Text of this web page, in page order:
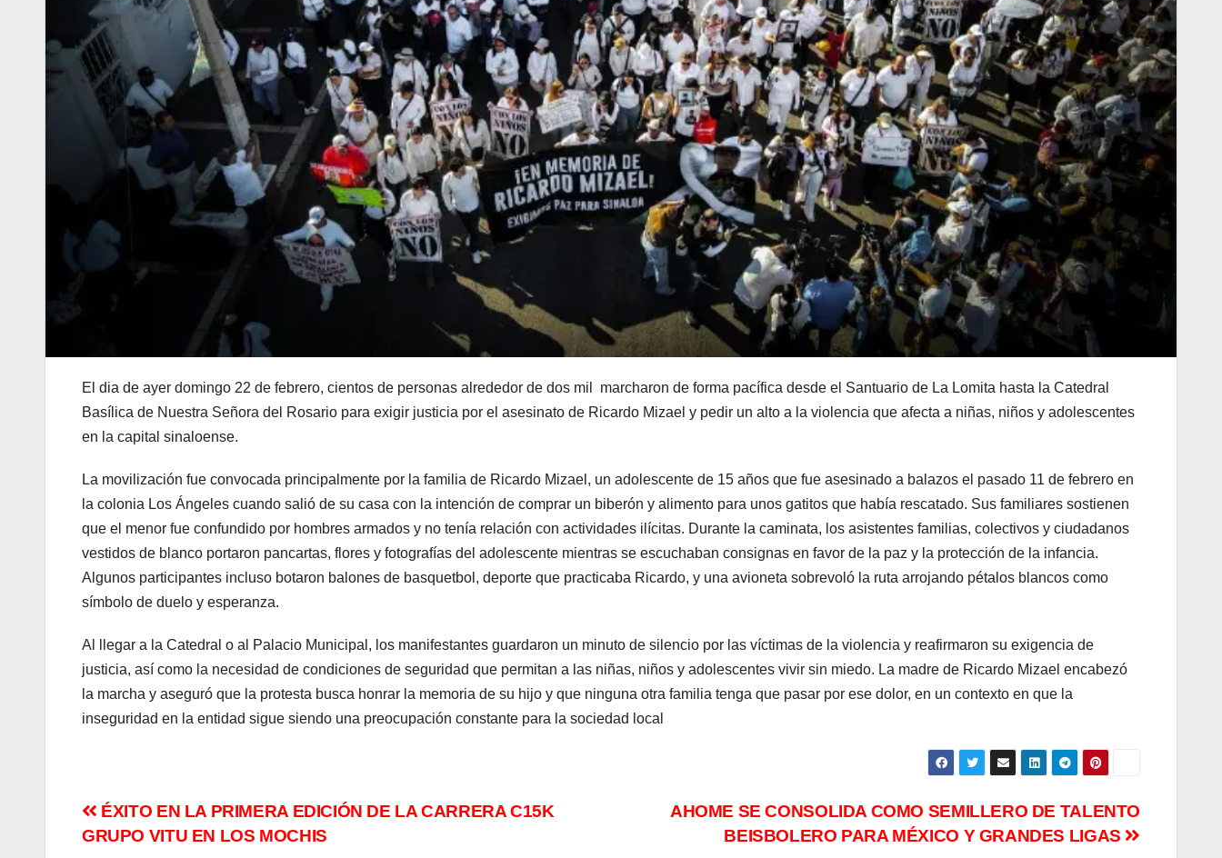
El dia de ayer domingo 22 de febrero, cientos de personas alrededor de dos mil marcharon de forma pacífica desde el Santuario de La Lomita hasta la Catedral
Basílica de Nuestra Señora del Rosario para exigir justicia por el asesinato de Ricardo Mizael y pedir un alto a la violencia que afecta a niñas, niños y adolescentes
en la capital sinaloense.
La movilización fue convocada principalmente por la familia de Ricardo Mizael, un adolescente de 15 años que fue asesinado a balazos el pasado 11 de febrero en
la colonia Los Ángeles cuando salió de su casa con la intención de comprar un biberón y alimento para unos gatitos que había rescatado. Sus familiares sostienen
que el menor fue confundido por hombres armados y no tenía relación con actividades ilícitas. Durante la caminata, los asistentes familias, colectivos y ciudadanos
vestidos de blanco portaron pancartas, flores y fotografías del adolescente mientras se escuchaban consignas en favor de la paz y la protección de la infancia.
Algunos participantes incluso botaron balones de basquetbol, deporte que practicaba Ricardo, y una avioneta sobrevoló la ruta arrojando pétalos blancos como
símbolo de duelo y esperanza.
Al llegar a la Catedral o al Palacio Municipal, los manifestantes guardaron un minuto de silencio por las víctimas de la violencia y reafirmaron su exigencia de
justicia, así como la necesidad de condiciones de seguridad que permitan a las niñas, niños y adolescentes vivir sin miedo. La madre de Ricardo Mizael encabezó
la marcha y aseguró que la protesta busca honrar la memoria de su hijo y que ninguna otra familia tenga que pasar por ese dolor, en un contexto en que la
inseguridad en la entidad sigue siendo una preocupación constante para la sociedad local
Navegación
AHOME SE CONSOLIDA COMO SEMILLERO DE TALENTO
BEISBOLERO PARA MÉXICO Y GRANDES LIGAS
ÉXITO EN LA PRIMERA EDICIÓN DE LA CARRERA C15K
GRUPO VITU EN LOS MOCHIS